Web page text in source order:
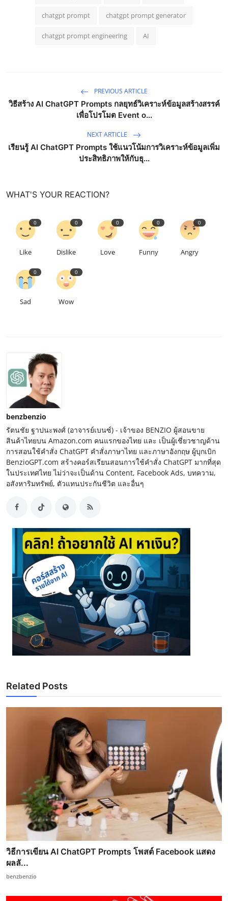
chatgpt prompt chatgpt prompt generator
chatgpt prompt engineering AI
PREVIOUS ARTICLE
วิธีสร้าง AI ChatGPT Prompts กลยุทธ์วิเคราะห์ข้อมูลสร้างสรรค์
เพื่อโปรโมต Event o...
NEXT ARTICLE
เรียนรู้ AI ChatGPT Prompts ใช้แนวโน้มการวิเคราะห์ข้อมูลเพิ่ม
ประสิทธิภาพให้กับธุ...
WHAT'S YOUR REACTION?
0
Like
0
Dislike
0
Love
0
Funny
0
Angry
0
Sad
0
Wow
benzbenzio
รัตนชัย ฐาปนะพงศ์ (อาจารย์เบนซ์) - เจ้าของ BENZIO ผู้สอนขาย
สินค้าไทยบน Amazon.com คนแรกของไทย และ เป็นผู้เชี่ยวชาญด้าน
การสอนใช้คำสั่ง ChatGPT คำสั่งภาษาไทย และภาษาอังกฤษ ผู้บุกเบิก
BenzioGPT.com สร้างคอร์สเรียนสอนการใช้คำสั่ง ChatGPT มากที่สุด
ในประเทศไทย ไม่ว่าจะเป็นด้าน Content, Facebook Ads, บทความ,
อสังหาริมทรัพย์, ตัวแทนประกันชีวิต และอื่นๆ
Related Posts
วิธีการเขียน AI ChatGPT Prompts โพสต์ Facebook แสดง
ผลลั...
benzbenzio